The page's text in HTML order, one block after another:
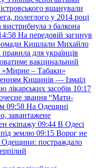
вшанували
полеглого у 2014 році
з балкона
На передовій загинув
Кишлали Михайло
для українців
вакцинальний
«Мирне – Табаки»
Кишинів — Ізмаїл
лікарських засобів 10:17
звання “Мати-
09:58 На Одещині
завантажене
екіпажу 09:44 В Одесі
землю 09:15 Ворог не
Одещини: постраждало